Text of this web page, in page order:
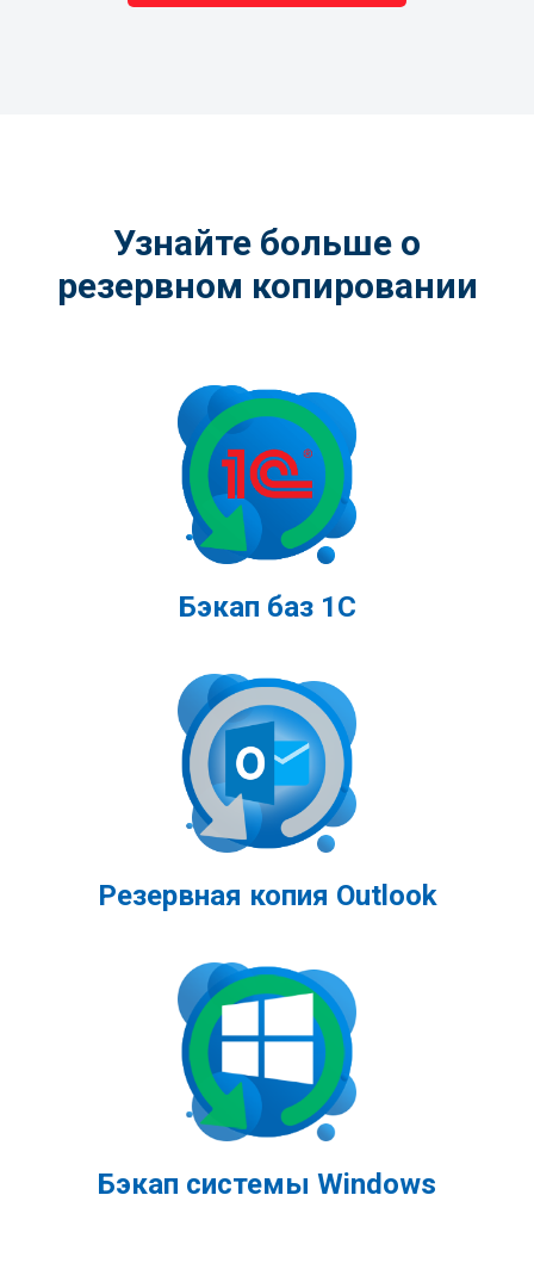
Узнайте больше о
резервном копировании
Бэкап баз 1С
Резервная копия Outlook
Бэкап системы Windows